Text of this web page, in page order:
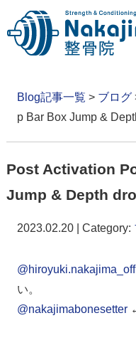
Blog記事一覧 > ブログ
p Bar Box Jump &
Post Activation
Jump & Depth
2023.02.20 | Category:
い。
@nakajimabonesetter←